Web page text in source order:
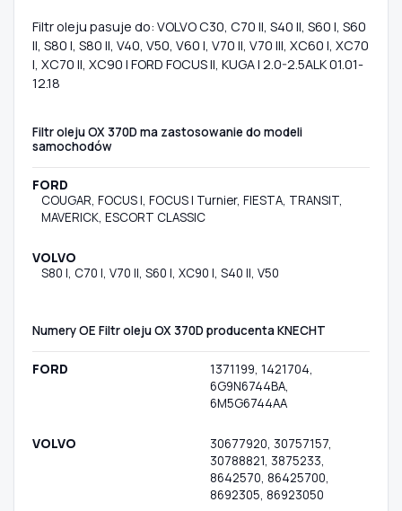
Filtr oleju pasuje do: VOLVO C30, C70 II, S40 II, S60 I, S60
II, S80 I, S80 II, V40, V50, V60 I, V70 II, V70 III, XC60 I, XC70
I, XC70 II, XC90 I FORD FOCUS II, KUGA I 2.0-2.5ALK 01.01-
12.18
Filtr oleju OX 370D ma zastosowanie do modeli
samochodów
FORD
COUGAR, FOCUS I, FOCUS I Turnier, FIESTA, TRANSIT,
MAVERICK, ESCORT CLASSIC
VOLVO
S80 I, C70 I, V70 II, S60 I, XC90 I, S40 II, V50
Numery OE Filtr oleju OX 370D producenta KNECHT
FORD
1371199, 1421704,
6G9N6744BA,
6M5G6744AA
VOLVO
30677920, 30757157,
30788821, 3875233,
8642570, 86425700,
8692305, 86923050